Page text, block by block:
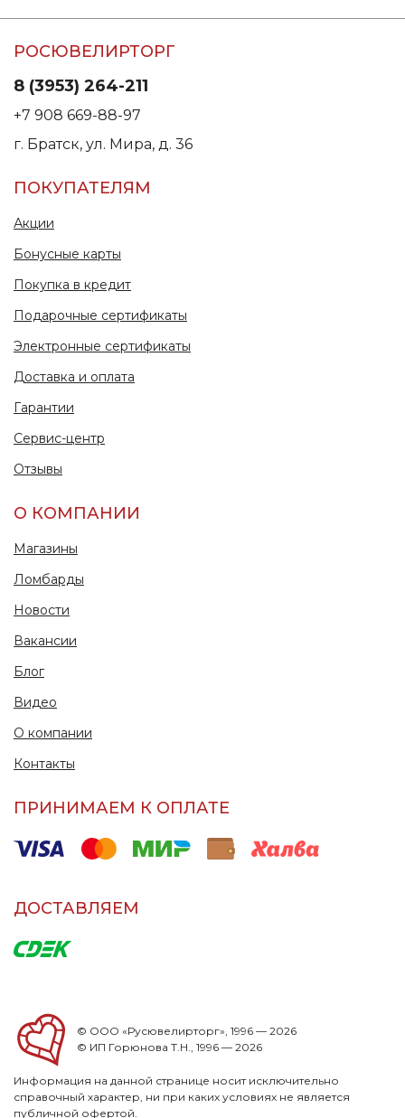
РОСЮВЕЛИРТОРГ
8 (3953) 264-211
+7 908 669-88-97
г. Братск, ул. Мира, д. 36
ПОКУПАТЕЛЯМ
Акции
Бонусные карты
Покупка в кредит
Подарочные сертификаты
Электронные сертификаты
Доставка и оплата
Гарантии
Сервис-центр
Отзывы
О КОМПАНИИ
Магазины
Ломбарды
Новости
Вакансии
Блог
Видео
О компании
Контакты
ПРИНИМАЕМ К ОПЛАТЕ
ДОСТАВЛЯЕМ
© ООО «Русювелирторг», 1996 — 2026
© ИП Горюнова Т.Н., 1996 — 2026
Информация на данной странице носит исключительно
справочный характер, ни при каких условиях не является
публичной офертой.